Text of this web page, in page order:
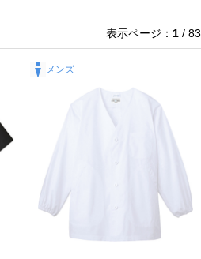
表示ページ： 1 / 83
メンズ